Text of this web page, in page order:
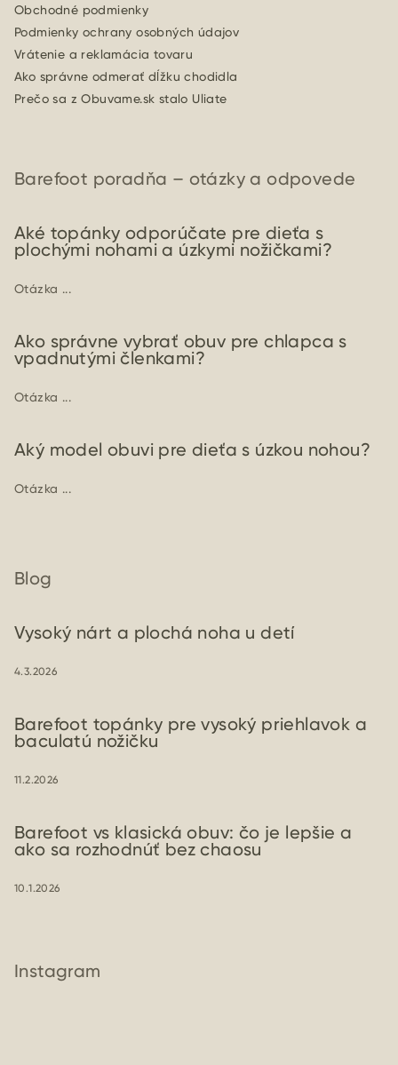
Obchodné podmienky
Podmienky ochrany osobných údajov
Vrátenie a reklamácia tovaru
Ako správne odmerať dĺžku chodidla
Prečo sa z Obuvame.sk stalo Uliate
Barefoot poradňa – otázky a odpovede
Aké topánky odporúčate pre dieťa s
plochými nohami a úzkymi nožičkami?
Otázka ...
Ako správne vybrať obuv pre chlapca s
vpadnutými členkami?
Otázka ...
Aký model obuvi pre dieťa s úzkou nohou?
Otázka ...
Blog
Vysoký nárt a plochá noha u detí
4.3.2026
Barefoot topánky pre vysoký priehlavok a
baculatú nožičku
11.2.2026
Barefoot vs klasická obuv: čo je lepšie a
ako sa rozhodnúť bez chaosu
10.1.2026
Instagram